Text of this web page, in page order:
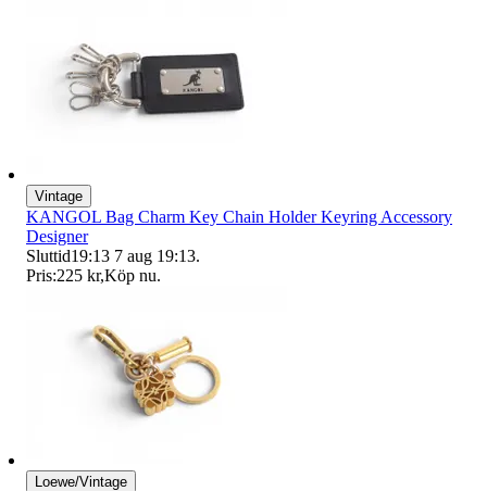
Vintage
KANGOL Bag Charm Key Chain Holder Keyring Accessory
Designer
Sluttid19:13 7 aug 19:13.
Pris:225 kr,Köp nu.
Loewe/Vintage